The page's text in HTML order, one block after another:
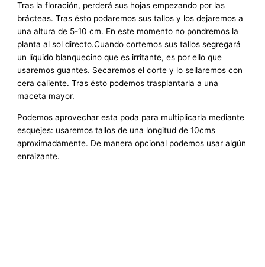
Tras la floración, perderá sus hojas empezando por las
brácteas. Tras ésto podaremos sus tallos y los dejaremos a
una altura de 5-10 cm. En este momento no pondremos la
planta al sol directo.Cuando cortemos sus tallos segregará
un líquido blanquecino que es irritante, es por ello que
usaremos guantes. Secaremos el corte y lo sellaremos con
cera caliente. Tras ésto podemos trasplantarla a una
maceta mayor.
Podemos aprovechar esta poda para multiplicarla mediante
esquejes: usaremos tallos de una longitud de 10cms
aproximadamente. De manera opcional podemos usar algún
enraizante.